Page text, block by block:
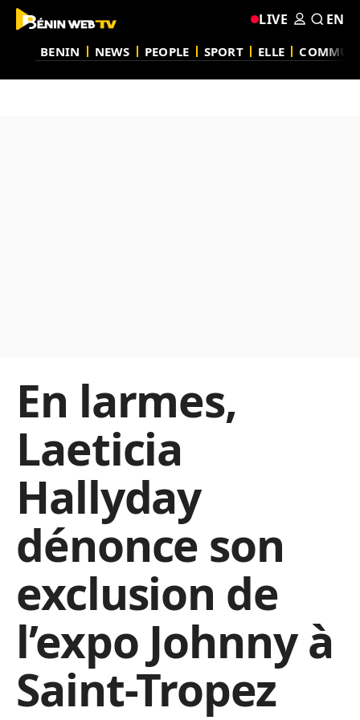
BENIN NEWS PEOPLE SPORT ELLE
LIVE EN
En larmes,
Laeticia
Hallyday
dénonce son
exclusion de
l’expo Johnny à
Saint-Tropez